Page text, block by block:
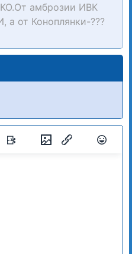
амброзии ИВК
от Коноплянки-???